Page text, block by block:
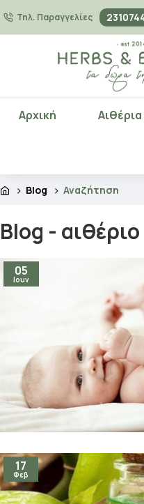
Τηλ. Παραγγελίες
Αρχική
Blog Αναζήτηση
Blog -
05
Ιουν
17
Φεβ